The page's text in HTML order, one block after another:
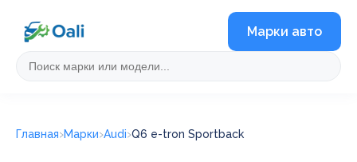
Марки авто
Главная Марки Audi Q6 e-tron Sportback